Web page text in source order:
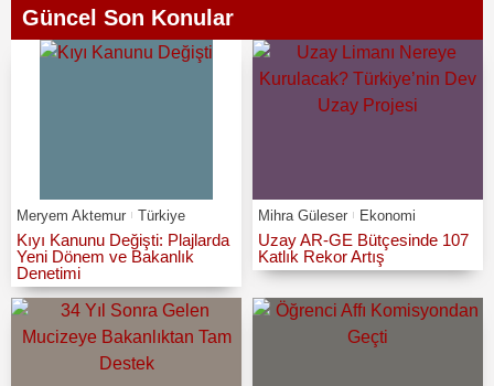
Güncel Son Konular
Meryem Aktemur Türkiye
Kıyı Kanunu Değişti: Plajlarda
Yeni Dönem ve Bakanlık
Denetimi
Mihra Güleser Ekonomi
Uzay AR-GE Bütçesinde 107
Katlık Rekor Artış